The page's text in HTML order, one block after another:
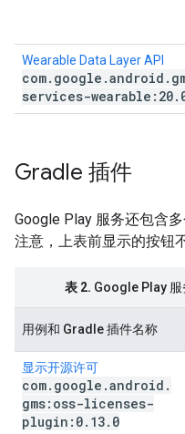
Wearable Data Layer API
com. google .android .
services-wearable:20.
Gradle 插件
Google Play 服务还包含
注意，上表前显示的按钮
表 2. Google Play
用例和 Gradle 插件名称
显示开源许可
com. google .android .
gms:oss-licenses-
plugin:0. 13. 0